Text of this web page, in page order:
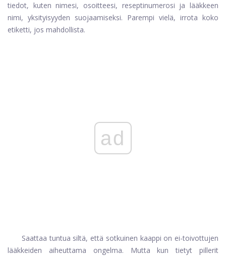
tiedot, kuten nimesi, osoitteesi, reseptinumerosi ja lääkkeen
nimi, yksityisyyden suojaamiseksi. Parempi vielä, irrota koko
etiketti, jos mahdollista.
ad
Saattaa tuntua siltä, ​​että sotkuinen kaappi on ei-toivottujen
lääkkeiden aiheuttama ongelma. Mutta kun tietyt pillerit